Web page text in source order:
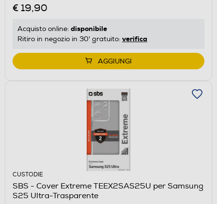
€ 19,90
Acquisto online: disponibile
Ritiro in negozio in 30' gratuito: verifica
AGGIUNGI
CUSTODIE
SBS - Cover Extreme TEEX2SAS25U per Samsung
S25 Ultra-Trasparente